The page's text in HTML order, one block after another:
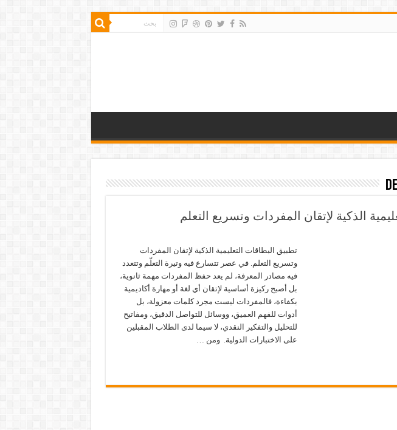
الذكية لإتقان المفردات وتسريع التعلم
تطبيق البطاقات التعليمية الذكية لإتقان المفردات
وتسريع التعلم. في عصر تتسارع فيه وتيرة التعلّم وتتعدد
فيه مصادر المعرفة، لم يعد حفظ المفردات مهمة ثانوية،
بل أصبح ركيزة أساسية لإتقان أي لغة أو مهارة أكاديمية
بكفاءة، فالمفردات ليست مجرد كلمات معزولة، بل
أدوات للفهم العميق، ووسائل للتواصل الدقيق، ومفاتيح
للتحليل والتفكير النقدي، لا سيما لدى الطلاب المقبلين
على الاختبارات الدولية. ومن …